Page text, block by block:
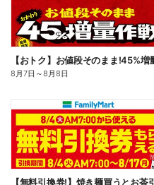
8月7日 ～8月8日